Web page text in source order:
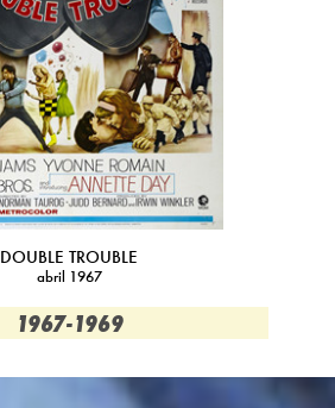
DOUBLE TROUBLE
abril 1967
1967-1969